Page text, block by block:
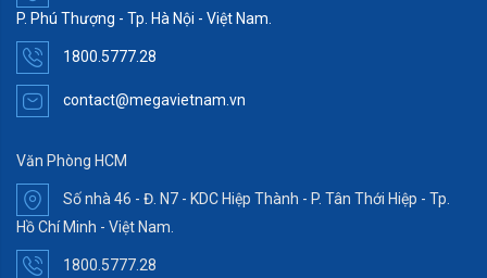
P. Phú Thượng - Tp. Hà Nội - Việt Nam.
1800.5777.28
contact@megavietnam.vn
Văn Phòng HCM
Số nhà 46 - Đ. N7 - KDC Hiệp Thành - P. Tân Thới Hiệp - Tp.
Hồ Chí Minh - Việt Nam.
1800.5777.28